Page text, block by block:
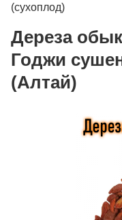
(сухоплод)
Дереза
Годжи
(Алтай)